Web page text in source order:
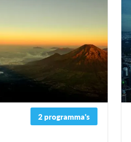
2 programma's